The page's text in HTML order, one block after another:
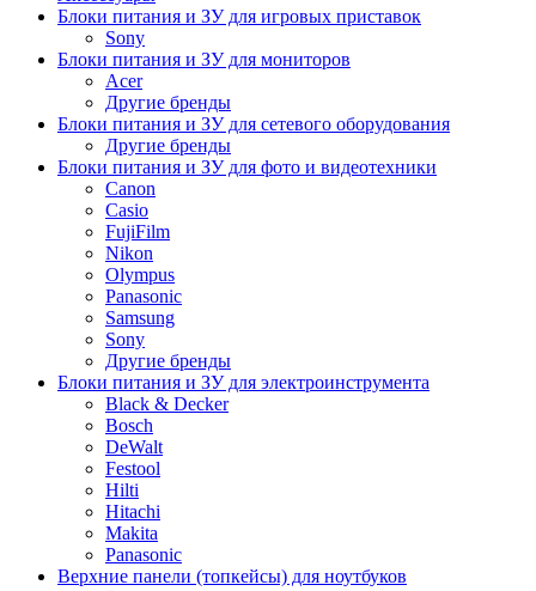
Блоки питания и ЗУ для игровых приставок
Sony
Блоки питания и ЗУ для мониторов
Acer
Другие бренды
Блоки питания и ЗУ для сетевого оборудования
Другие бренды
Блоки питания и ЗУ для фото и видеотехники
Canon
Casio
FujiFilm
Nikon
Olympus
Panasonic
Samsung
Sony
Другие бренды
Блоки питания и ЗУ для электроинструмента
Black & Decker
Bosch
DeWalt
Festool
Hilti
Hitachi
Makita
Panasonic
Верхние панели (топкейсы) для ноутбуков